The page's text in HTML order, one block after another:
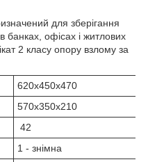
для зберігання
банках, офісах і житлових
2 класу опору взлому за
620х450х470
570х350х210
42
1 - знімна